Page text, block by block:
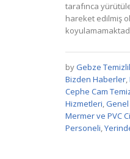
tarafınca
hareket edilmiş
byGebze
Bizden Haberler,
Cephe Cam
Hizmetleri,
Mermer ve PVC
Personeli,